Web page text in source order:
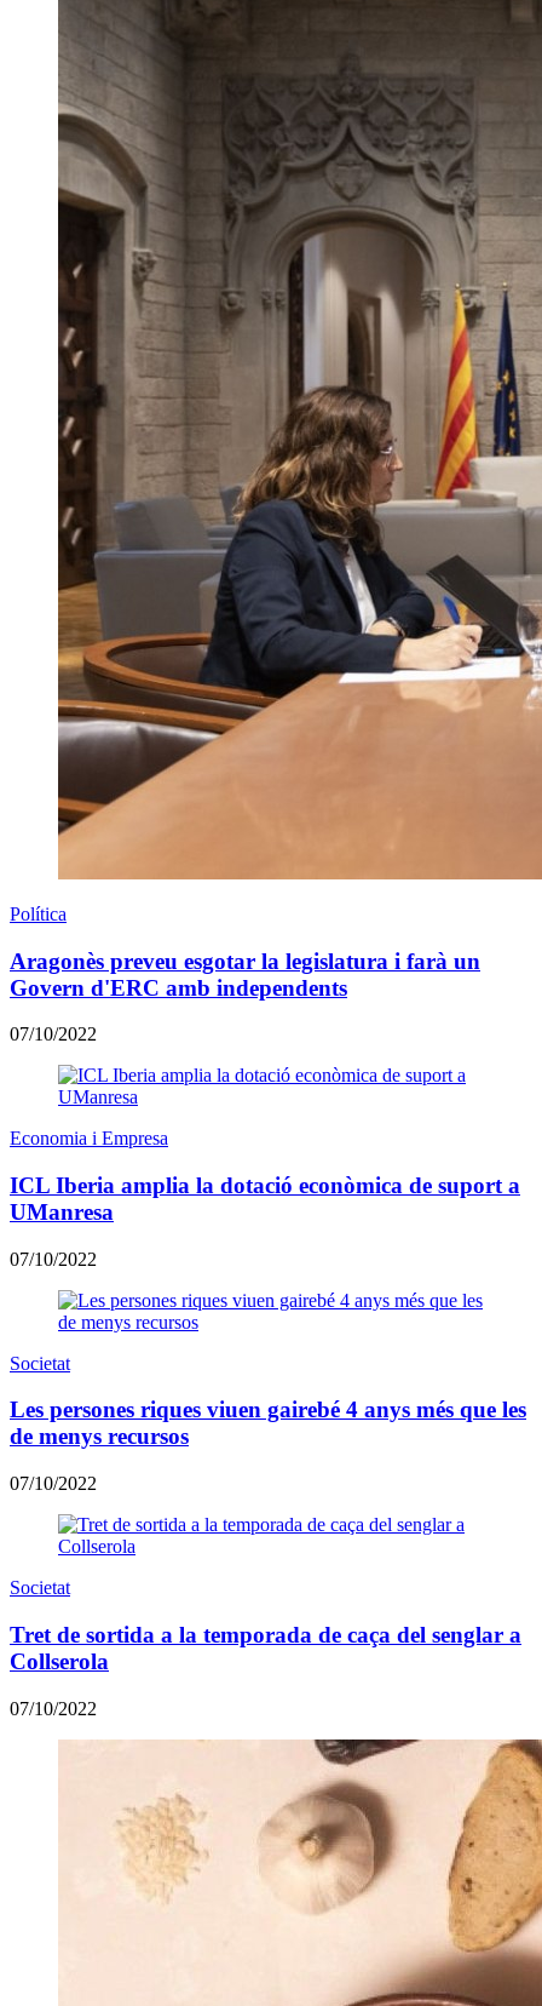
Política
Aragonès preveu esgotar la legislatura i farà un
Govern d'ERC amb independents
07/10/2022
Economia i Empresa
ICL Iberia amplia la dotació econòmica de suport a
UManresa
07/10/2022
Societat
Les persones riques viuen gairebé 4 anys més que les
de menys recursos
07/10/2022
Societat
Tret de sortida a la temporada de caça del senglar a
Collserola
07/10/2022